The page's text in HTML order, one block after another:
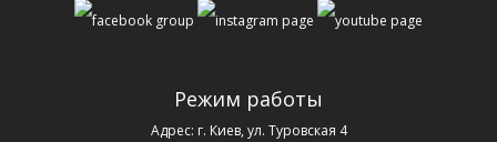
Режим работы
Адрес: г. Киев, ул. Туровская 4